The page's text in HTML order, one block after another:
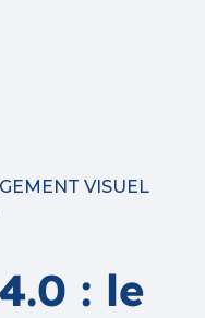
VISUEL
: le